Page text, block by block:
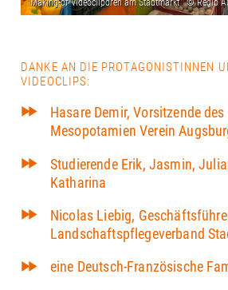
DANKE AN DIE PROTAGONISTINNEN
VIDEOCLIPS:
Hasare Demir, Vorsitzende
Mesopotamien Verein
Studierende Erik, Jasmin,
Katharina
Nicolas Liebig,
Landschaftspflegeverband
eine Deutsch-Französische